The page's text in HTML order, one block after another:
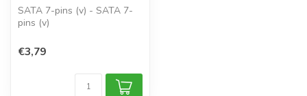
SATA 7-pins (v) - SATA 7-
pins (v)
moederbord (SATA)
SA...
€3,79